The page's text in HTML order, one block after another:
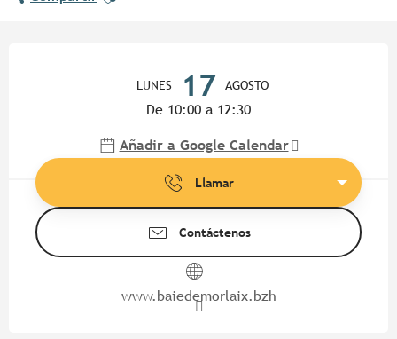
LUNES 17 AGOSTO
De 10:00 a 12:30
Añadir a Google Calendar
Llamar
Contáctenos
www.baiedemorlaix.bzh